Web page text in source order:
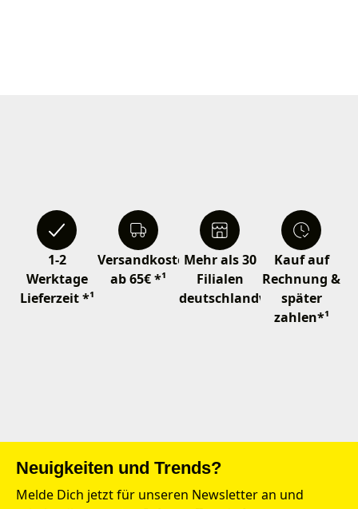
1-2
Werktage
Lieferzeit *¹
Versandkostenfrei
ab 65€ *¹
Mehr als 30
Filialen
deutschlandweit
Kauf auf
Rechnung &
später
zahlen*¹
Neuigkeiten und Trends?
Melde Dich jetzt für unseren Newsletter an und